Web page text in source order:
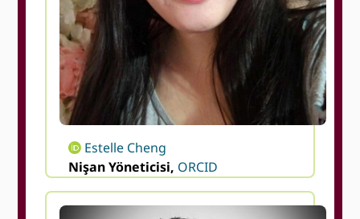
Estelle Cheng
Nişan Yöneticisi, ORCID